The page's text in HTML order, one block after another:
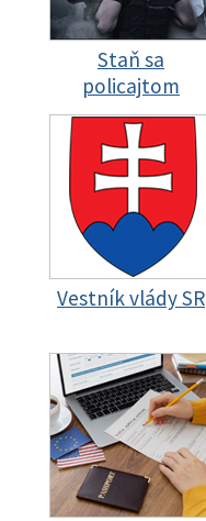
Staň sa
policajtom
Vestník vlády SR